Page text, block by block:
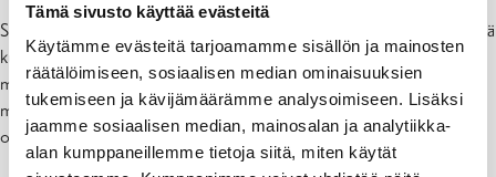
Tämä sivusto käyttää evästeitä
Käytämme evästeitä tarjoamamme sisällön ja mainosten
räätälöimiseen, sosiaalisen median ominaisuuksien
tukemiseen ja kävijämäärämme analysoimiseen. Lisäksi
jaamme sosiaalisen median, mainosalan ja analytiikka-
alan kumppaneillemme tietoja siitä, miten käytät
Siitä huolimatta, että olemme kulkeneet omaa reittiä maaliin, meistä
kukaan ei ole tehnyt sitä yksin. Iso osa kunniasta kuuluu ihmisille
meidän ympärillä. Ihmisille, jotka ovat jaksaneet tsempata meitä
matkan varrella. Ihmisille, jotka ovat näyttäneet kompassia, kun
omamme on ollut hukassa.